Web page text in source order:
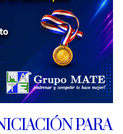
PARA